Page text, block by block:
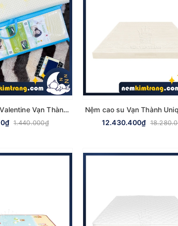
Gối Đôi Cao Su Valentine Vạn Thành - ÊM ÁI, CHÍNH HÃNG
1.440.000₫
12.430.400₫